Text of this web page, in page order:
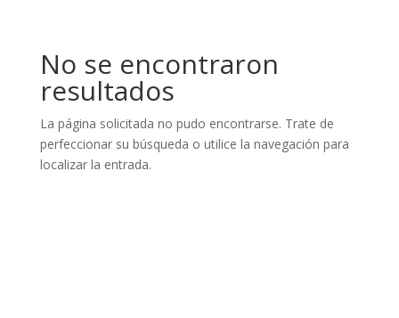
No se encontraron
resultados
La página solicitada no pudo encontrarse. Trate de
perfeccionar su búsqueda o utilice la navegación para
localizar la entrada.